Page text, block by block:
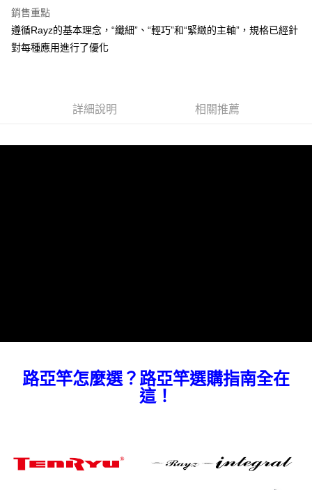
3.完整用戶服務條款，請詳閱以下連結：
【注意事項】
１．透過由恩沛科技股份有限公司提供之「AFTEE先享後付」服務完成之交
易，需依本服務之必要範圍內提供個人資料，並將交易相關給付款項請求債
「AFTEE先享後付」，若未經同意申辦者引起之損失，本公司不負相關責
銷售重點
遵循Rayz的基本理念，“纖細”、“輕巧”和“緊緻的主軸”，規格已經針
對每種應用進行了優化
詳細說明 相關推薦
路亞竿怎麼選？路亞竿選購指南全在
這！